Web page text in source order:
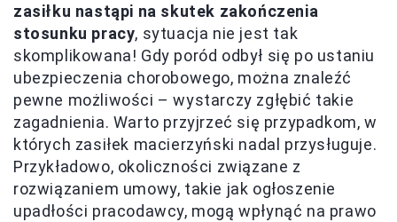
zasiłku nastąpi na skutek zakończenia
stosunku pracy, sytuacja nie jest tak
skomplikowana! Gdy poród odbył się po ustaniu
ubezpieczenia chorobowego, można znaleźć
pewne możliwości – wystarczy zgłębić takie
zagadnienia. Warto przyjrzeć się przypadkom, w
których zasiłek macierzyński nadal przysługuje.
Przykładowo, okoliczności związane z
rozwiązaniem umowy, takie jak ogłoszenie
upadłości pracodawcy, mogą wpłynąć na prawo